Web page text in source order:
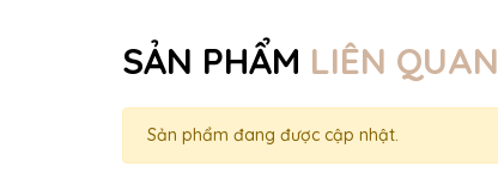
SẢN PHẨM LIÊN QUAN
Sản phẩm đang được cập nhật.